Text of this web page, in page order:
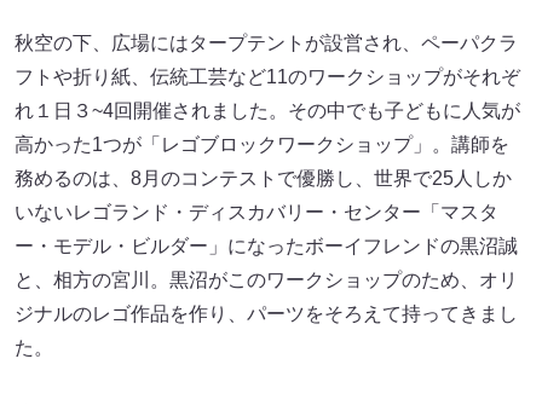
秋空の下、広場にはタープテントが設営され、ペーパクラ
フトや折り紙、伝統工芸など11のワークショップがそれぞ
れ１日３~4回開催されました。その中でも子どもに人気が
高かった1つが「レゴブロックワークショップ」。講師を
務めるのは、8月のコンテストで優勝し、世界で25人しか
いないレゴランド・ディスカバリー・センター「マスタ
ー・モデル・ビルダー」になったボーイフレンドの黒沼誠
と、相方の宮川。黒沼がこのワークショップのため、オリ
ジナルのレゴ作品を作り、パーツをそろえて持ってきまし
た。